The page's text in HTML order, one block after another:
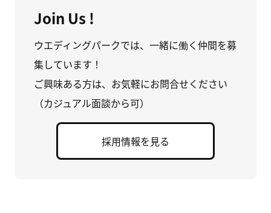
Join Us !
ウエディングパークでは、一緒に働く仲間を募
集しています！
ご興味ある方は、お気軽にお問合せください
（カジュアル面談から可）
採用情報を見る